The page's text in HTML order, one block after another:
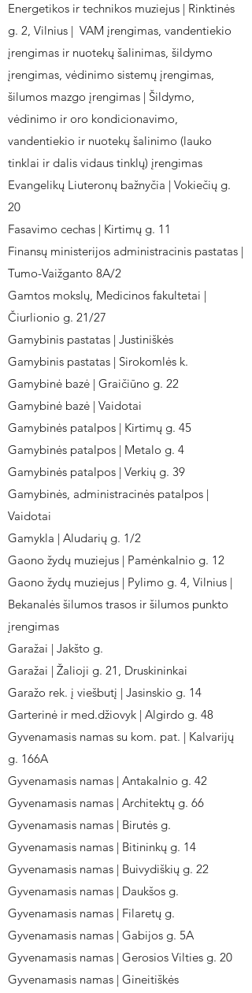
Energetikos ir technikos muziejus | Rinktinės
g. 2, Vilnius | VAM įrengimas, vandentiekio
įrengimas ir nuotekų šalinimas, šildymo
įrengimas, vėdinimo sistemų įrengimas,
šilumos mazgo įrengimas | Šildymo,
vėdinimo ir oro kondicionavimo,
vandentiekio ir nuotekų šalinimo (lauko
tinklai ir dalis vidaus tinklų) įrengimas
Evangelikų Liuteronų bažnyčia | Vokiečių g.
20
Fasavimo cechas | Kirtimų g. 11
Finansų ministerijos administracinis pastatas |
Tumo-Vaižganto 8A/2
Gamtos mokslų, Medicinos fakultetai |
Čiurlionio g. 21/27
Gamybinis pastatas | Justiniškės
Gamybinis pastatas | Sirokomlės k.
Gamybinė bazė | Graičiūno g. 22
Gamybinė bazė | Vaidotai
Gamybinės patalpos | Kirtimų g. 45
Gamybinės patalpos | Metalo g. 4
Gamybinės patalpos | Verkių g. 39
Gamybinės, administracinės patalpos |
Vaidotai
Gamykla | Aludarių g. 1/2
Gaono žydų muziejus | Pamėnkalnio g. 12
Gaono žydų muziejus | Pylimo g. 4, Vilnius |
Bekanalės šilumos trasos ir šilumos punkto
įrengimas
Garažai | Jakšto g.
Garažai | Žalioji g. 21, Druskininkai
Garažo rek. į viešbutį | Jasinskio g. 14
Garterinė ir med.džiovyk | Algirdo g. 48
Gyvenamasis namas su kom. pat. | Kalvarijų
g. 166A
Gyvenamasis namas | Antakalnio g. 42
Gyvenamasis namas | Architektų g. 66
Gyvenamasis namas | Birutės g.
Gyvenamasis namas | Bitininkų g. 14
Gyvenamasis namas | Buivydiškių g. 22
Gyvenamasis namas | Daukšos g.
Gyvenamasis namas | Filaretų g.
Gyvenamasis namas | Gabijos g. 5A
Gyvenamasis namas | Gerosios Vilties g. 20
Gyvenamasis namas | Gineitiškės